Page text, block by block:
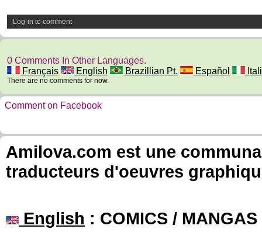
Log-in to comment
0 Comments In Other Languages.
Français
English Brazillian Pt. Español
There are no comments for now.
Comment on Facebook
Amilova.com est une
traducteurs d'oeuvres
English : COMICS /